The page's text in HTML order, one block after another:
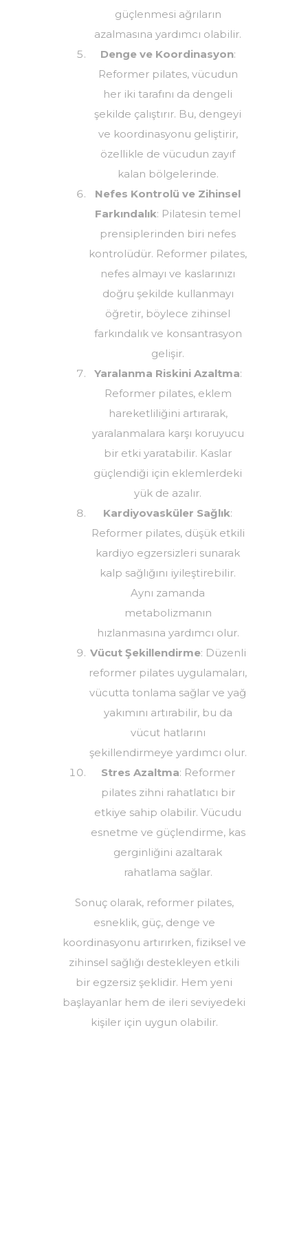
güçlenmesi ağrıların
azalmasına yardımcı olabilir.
Denge ve Koordinasyon:
Reformer pilates, vücudun
her iki tarafını da dengeli
şekilde çalıştırır. Bu, dengeyi
ve koordinasyonu geliştirir,
özellikle de vücudun zayıf
kalan bölgelerinde.
Nefes Kontrolü ve Zihinsel
Farkındalık: Pilatesin temel
prensiplerinden biri nefes
kontrolüdür. Reformer pilates,
nefes almayı ve kaslarınızı
doğru şekilde kullanmayı
öğretir, böylece zihinsel
farkındalık ve konsantrasyon
gelişir.
Yaralanma Riskini Azaltma:
Reformer pilates, eklem
hareketliliğini artırarak,
yaralanmalara karşı koruyucu
bir etki yaratabilir. Kaslar
güçlendiği için eklemlerdeki
yük de azalır.
Kardiyovasküler Sağlık:
Reformer pilates, düşük etkili
kardiyo egzersizleri sunarak
kalp sağlığını iyileştirebilir.
Aynı zamanda
metabolizmanın
hızlanmasına yardımcı olur.
Vücut Şekillendirme: Düzenli
reformer pilates uygulamaları,
vücutta tonlama sağlar ve yağ
yakımını artırabilir, bu da
vücut hatlarını
şekillendirmeye yardımcı olur.
Stres Azaltma: Reformer
pilates zihni rahatlatıcı bir
etkiye sahip olabilir. Vücudu
esnetme ve güçlendirme, kas
gerginliğini azaltarak
rahatlama sağlar.
Sonuç olarak, reformer pilates,
esneklik, güç, denge ve
koordinasyonu artırırken, fiziksel ve
zihinsel sağlığı destekleyen etkili
bir egzersiz şeklidir. Hem yeni
başlayanlar hem de ileri seviyedeki
kişiler için uygun olabilir.